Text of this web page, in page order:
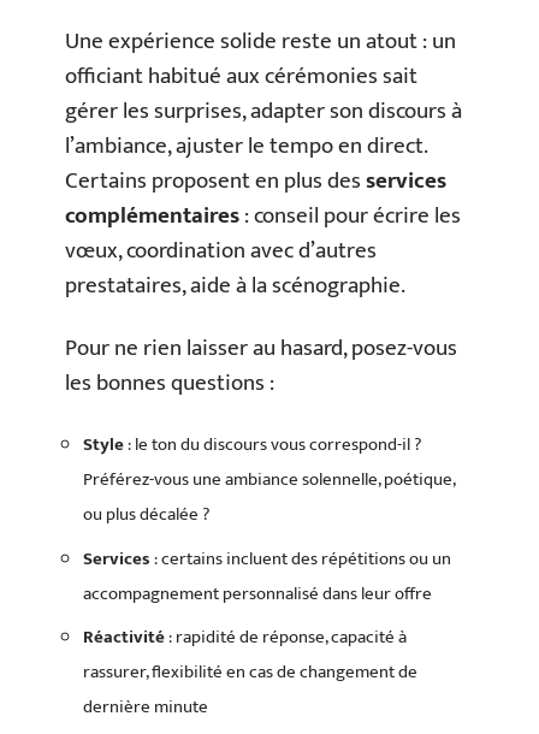
Une expérience solide reste un atout : un
officiant habitué aux cérémonies sait
gérer les surprises, adapter son discours à
l’ambiance, ajuster le tempo en direct.
Certains proposent en plus desservices
complémentaires: conseil pour écrire les
vœux, coordination avec d’autres
prestataires, aide à la scénographie.
Pour ne rien laisser au hasard, posez-vous
les bonnes questions :
Style: le ton du discours vous correspond-il ?
Préférez-vous une ambiance solennelle, poétique,
ou plus décalée ?
Services: certains incluent des répétitions ou un
accompagnement personnalisé dans leur offre
Réactivité: rapidité de réponse, capacité à
rassurer, flexibilité en cas de changement de
dernière minute